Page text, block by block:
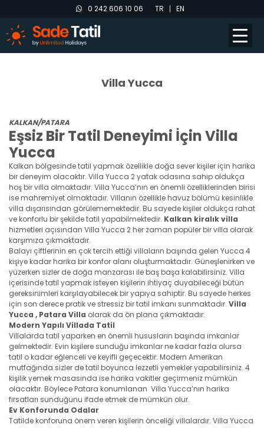
0 242 606 10 06 TR EN
Villa Yucca
KALKAN/PATARA
Eşsiz Bir Tatil Deneyimi İçin Villa
Yucca
Kalkan bölgesinde tatil yapmak özellikle doğa sever kişiler için harika
bir deneyim olacaktır. Villa Yucca 2 yatak odasına sahip oldukça
hoş bir villa olmaktadır. Villa Yucca’nın en önemli özelliklerinden birisi
ise mahremiyet olmaktadır. Villanın özellikle havuz bölümü kesinlikle
villa dışarısından görülememektedir. Bu sayede kişiler oldukça rahat
ve konforlu bir şekilde tatil yapabilmektedir. Kalkan kiralık villa
hizmetleri açısından Villa Yucca 2 her zaman popüler bir villa olarak
karşımıza çıkmaktadır.
Balayı çiftlerinin en çok tercih ettiği villaların başında gelen Yucca 4
kişiye kadar harika bir konfor alanı oluşturmaktadır. Güneşlenirken ve
yüzerken sizler de doğa manzarası ile baş başa kalabilirsiniz. Villa
içerisinde tatil yapmak isteyen kişilerin ihtiyaç duyabileceği bütün
gereksinimleri karşılayabilecek bir yapıya sahiptir. Bu sayede herkes
için son derece pratik ve stressiz bir tatil imkanı sunmaktadır. Villa
Yucca , Patara Villa olarak da ön plana çıkmaktadır.
Modern Yapılı Villada Tatil
Villalarda tatil yaparken en önemli hususların başında imkanlar
gelmektedir. Evin kişilere sunduğu imkanlar ne kadar fazla olursa
tatil o kadar eğlenceli ve keyifli geçecektir. Modern Amerikan
mutfağında sizler de tatil boyunca lezzetli yemekler yapabilirsiniz. 4
kişilik yemek masasında ise harika vakitler geçirmeniz mümkün
olacaktır. Böylece Patara konumlanan Villa Yucca’nın harika
fırsatları sunduğunu ifade etmek de mümkün olur.
Ev Konforunda Odalar
Tatilde konforuna önem veren kişilerin önceliği villalardır. Villa Yucca